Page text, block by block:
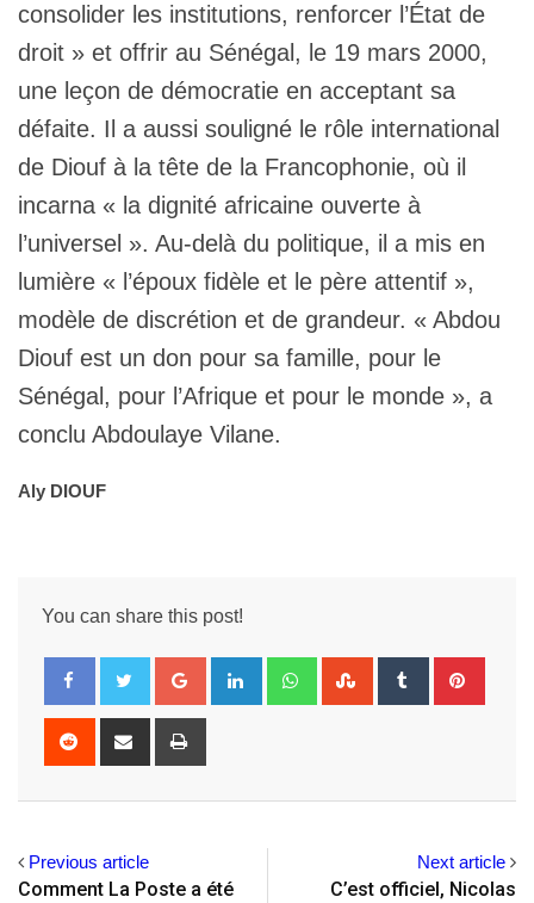
consolider les institutions, renforcer l’État de
droit » et offrir au Sénégal, le 19 mars 2000,
une leçon de démocratie en acceptant sa
défaite. Il a aussi souligné le rôle international
de Diouf à la tête de la Francophonie, où il
incarna « la dignité africaine ouverte à
l’universel ». Au-delà du politique, il a mis en
lumière « l’époux fidèle et le père attentif »,
modèle de discrétion et de grandeur. « Abdou
Diouf est un don pour sa famille, pour le
Sénégal, pour l’Afrique et pour le monde », a
conclu Abdoulaye Vilane.
Aly DIOUF
You can share this post!
Google+ LinkedIn WhatsappStumbleUpon
Tumblr
Reddit
Share
Previous article
Comment La Poste a été
Next article
C’est officiel, Nicolas